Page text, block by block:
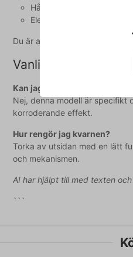
Hållbar stålmekanism
Elegant design i svart
Du är alltid välkommen att
Vanliga frågor
Kan jag använda kvarnen till
Nej, denna modell är specifikt
korroderande effekt.
Hur rengör jag kvarnen?
Torka av utsidan med en lätt
och mekanismen.
AI har hjälpt till med texten
```